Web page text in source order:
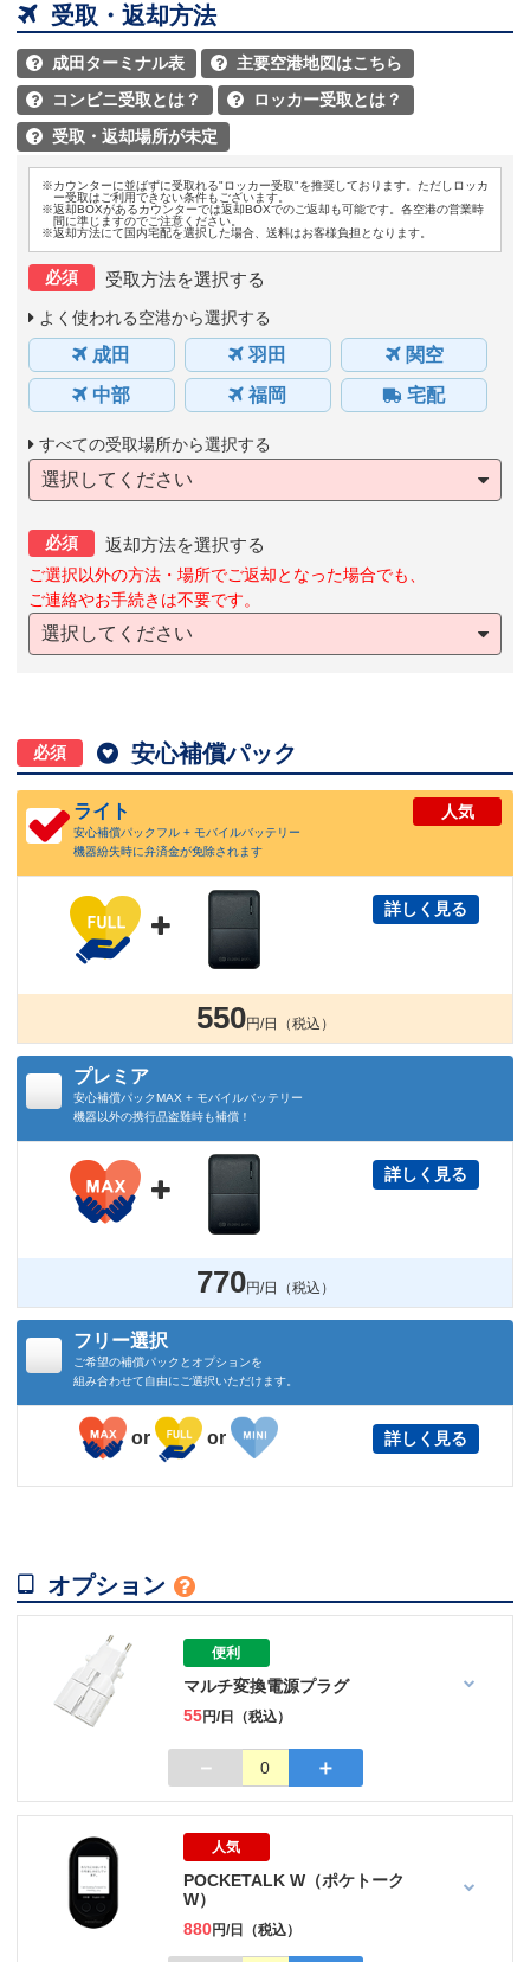
 受取・返却方法
 成田ターミナル表  主要空港地図はこちら
 コンビニ受取とは？  ロッカー受取とは？
 受取・返却場所が未定
※カウンターに並ばずに受取れる"ロッカー受取"を推奨しております。ただしロッカ
ー受取はご利用できない条件もございます。
※返却BOXがあるカウンターでは返却BOXでのご返却も可能です。各空港の営業時
間に準じますのでご注意ください。
※返却方法にて国内宅配を選択した場合、送料はお客様負担となります。
必須 受取方法を選択する
よく使われる空港から選択する
成田 羽田
関空
中部
福岡 宅配
すべての受取場所から選択する
選択してください
必須 返却方法を選択する
ご選択以外の方法・場所でご返却となった場合でも、
ご連絡やお手続きは不要です。
選択してください
必須  安心補償パック
ライト
安心補償パックフル + モバイルバッテリー
機器紛失時に弁済金が免除されます
人気

詳しく見る
550円/日（税込）
プレミア
安心補償パックMAX + モバイルバッテリー
機器以外の携行品盗難時も補償！

詳しく見る
770円/日（税込）
フリー選択
ご希望の補償パックとオプションを
組み合わせて自由にご選択いただけます。
or or 詳しく見る
 オプション 
便利
マルチ変換電源プラグ
55円/日（税込）
－ 0 ＋
人気
POCKETALK W（ポケトーク
W）
880円/日（税込）